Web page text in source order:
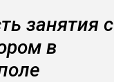
занятия с
в